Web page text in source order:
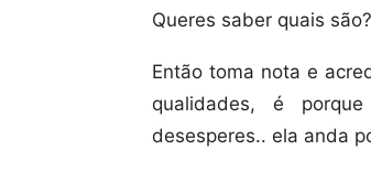
Queres saber quais são?
Então toma nota e
qualidades, é
desesperes.. ela anda